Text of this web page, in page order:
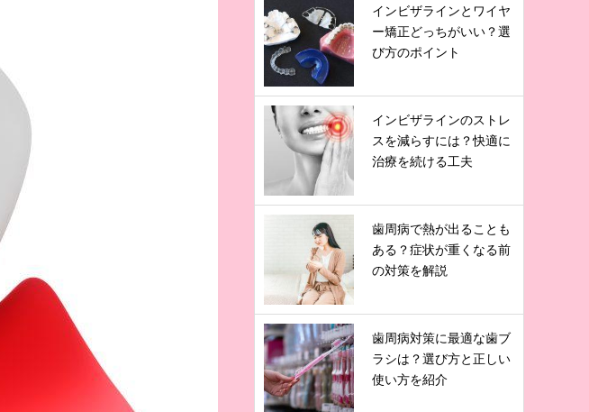
インビザラインとワイヤ
ー矯正どっちがいい？選
び方のポイント
インビザラインのストレ
スを減らすには？快適に
治療を続ける工夫
歯周病で熱が出ることも
ある？症状が重くなる前
の対策を解説
歯周病対策に最適な歯ブ
ラシは？選び方と正しい
使い方を紹介